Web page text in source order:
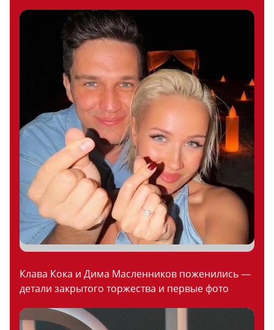
Клава Кока и Дима Масленников поженились —
детали закрытого торжества и первые фото